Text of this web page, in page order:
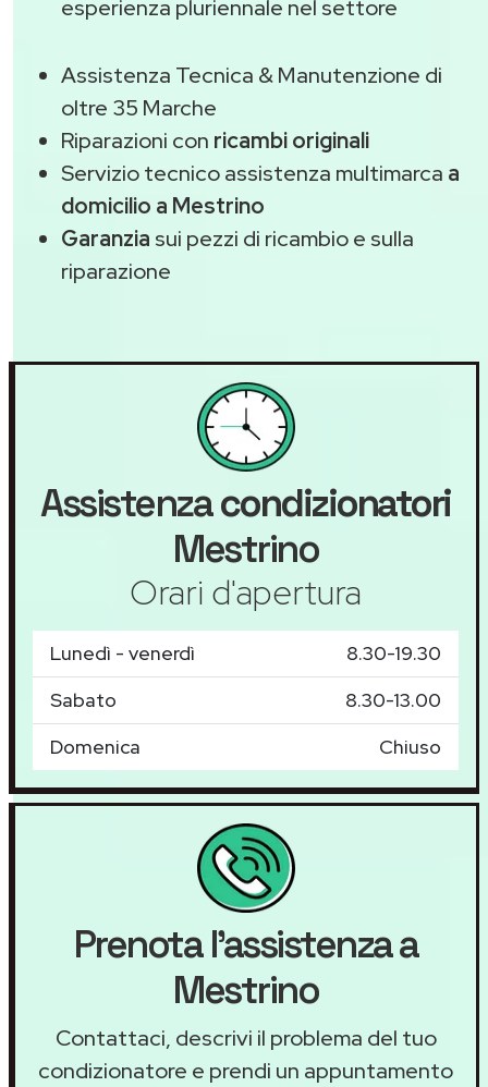
esperienza pluriennale nel settore
Assistenza Tecnica & Manutenzione di
oltre 35 Marche
Riparazioni con ricambi originali
Servizio tecnico assistenza multimarca a
domicilio a Mestrino
Garanzia sui pezzi di ricambio e sulla
riparazione
Assistenzacondizionatori
Mestrino
Orari d'apertura
Lunedì - venerdì
8.30-19.30
Sabato
8.30-13.00
Domenica
Chiuso
Prenota l'assistenza a
Mestrino
Contattaci, descrivi il problema del tuo
condizionatore e prendi un appuntamento